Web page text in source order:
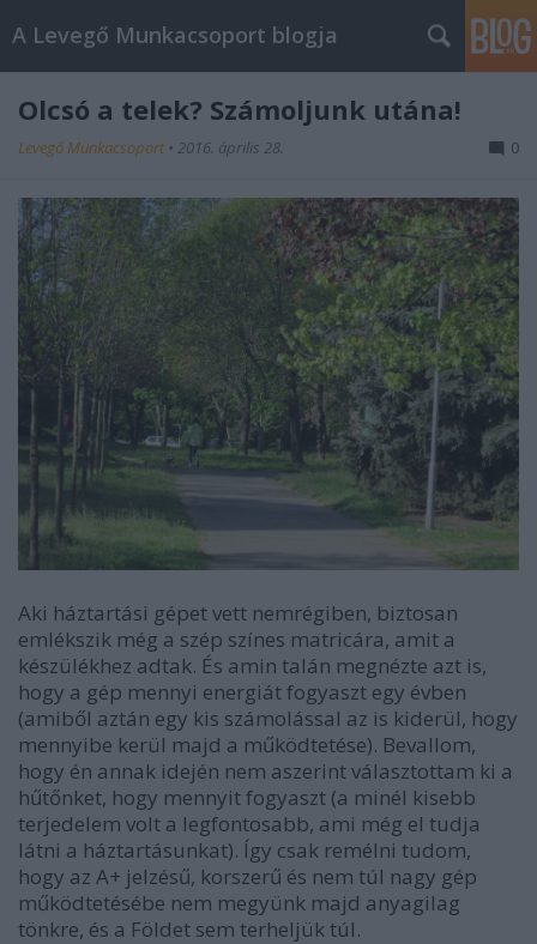
A Levegő Munkacsoport blogja
Olcsó a telek? Számoljunk utána!
Levegő Munkacsoport • 2016. április 28. 0
Aki háztartási gépet vett nemrégiben, biztosan
emlékszik még a szép színes matricára, amit a
készülékhez adtak. És amin talán megnézte azt is,
hogy a gép mennyi energiát fogyaszt egy évben
(amiből aztán egy kis számolással az is kiderül, hogy
mennyibe kerül majd a működtetése). Bevallom,
hogy én annak idején nem aszerint választottam ki a
hűtőnket, hogy mennyit fogyaszt (a minél kisebb
terjedelem volt a legfontosabb, ami még el tudja
látni a háztartásunkat). Így csak remélni tudom,
hogy az A+ jelzésű, korszerű és nem túl nagy gép
működtetésébe nem megyünk majd anyagilag
tönkre, és a Földet sem terheljük túl.